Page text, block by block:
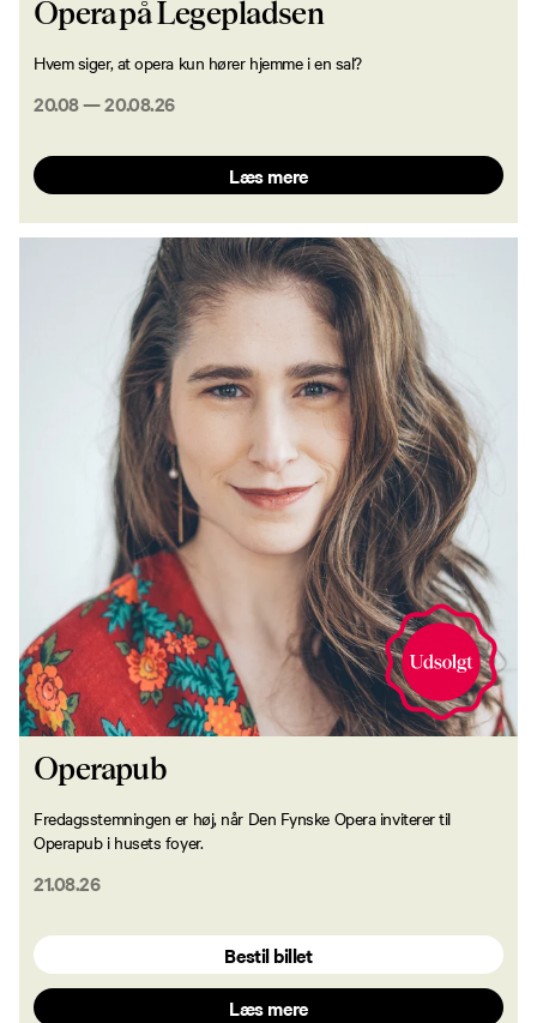
Opera på Legepladsen
Hvem siger, at opera kun hører hjemme i en sal?
20.08—20.08.26
Læs mere
Operapub
Fredagsstemningen er høj, når Den Fynske Opera inviterer til
Operapub i husets foyer.
21.08.26
Bestil billet
Læs mere